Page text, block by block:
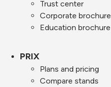
Trust center
Corporate brochure
Education brochure
PRIX
Plans and pricing
Compare stands